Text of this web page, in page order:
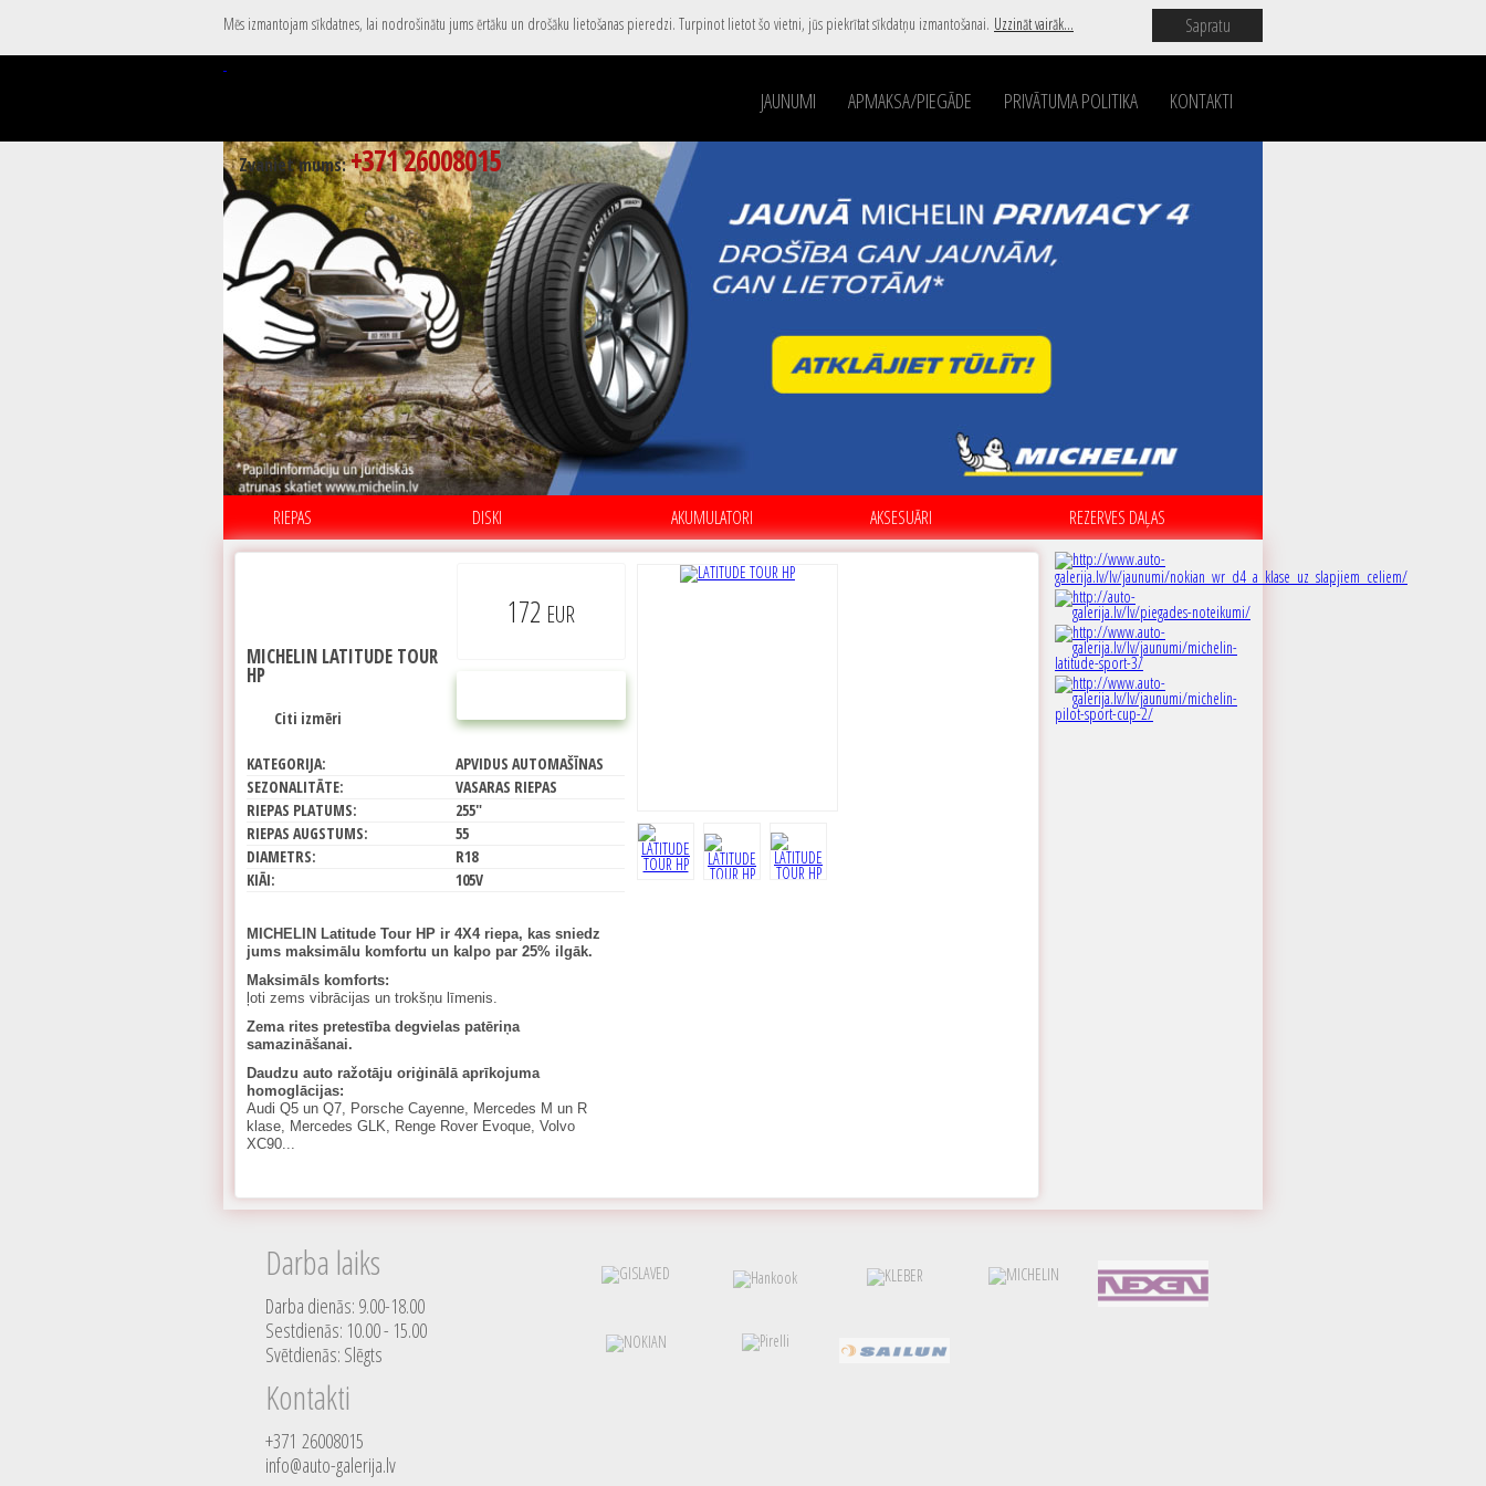
Mēs izmantojam sīkdatnes, lai nodrošinātu jums ērtāku un drošāku lietošanas pieredzi. Turpinot lietot šo vietni, jūs piekrītat sīkdatņu izmantošanai. Uzzināt vairāk... Sapratu
JAUNUMI APMAKSA/PIEGĀDE PRIVĀTUMA POLITIKA KONTAKTI
Zvaniet mums:+371 26008015
RIEPAS DISKI AKUMULATORI AKSESUĀRI REZERVES DAĻAS
172 EUR
MICHELIN LATITUDE TOUR
HP
Citi izmēri
KATEGORIJA:
APVIDUS AUTOMAŠĪNAS
SEZONALITĀTE:
VASARAS RIEPAS
RIEPAS PLATUMS:
255"
RIEPAS AUGSTUMS:
55
DIAMETRS:
R18
KIĀI:
105V
MICHELIN Latitude Tour HP ir 4X4 riepa, kas sniedz
jums maksimālu komfortu un kalpo par 25% ilgāk.
Maksimāls komforts:
ļoti zems vibrācijas un trokšņu līmenis.
Zema rites pretestība degvielas patēriņa
samazināšanai.
Daudzu auto ražotāju oriģinālā aprīkojuma
homoglācijas:
Audi Q5 un Q7, Porsche Cayenne, Mercedes M un R
klase, Mercedes GLK, Renge Rover Evoque, Volvo
XC90...
Darba laiks
Darba dienās: 9.00-18.00
Sestdienās: 10.00 - 15.00
Svētdienās: Slēgts
Kontakti
+371 26008015
info@auto-galerija.lv